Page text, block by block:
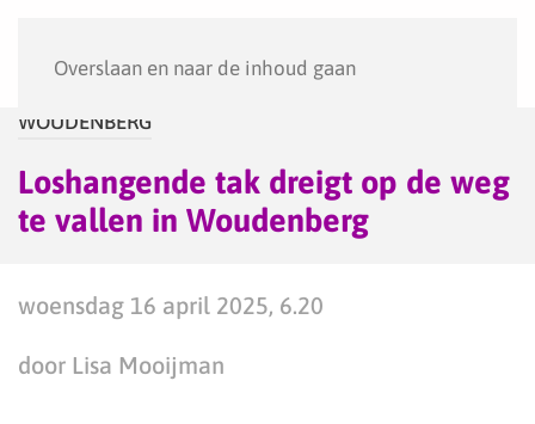
Overslaan en naar de inhoud gaan
WOUDENBERG
Loshangende tak dreigt op de weg
te vallen in Woudenberg
woensdag 16 april 2025, 6.20
door Lisa Mooijman